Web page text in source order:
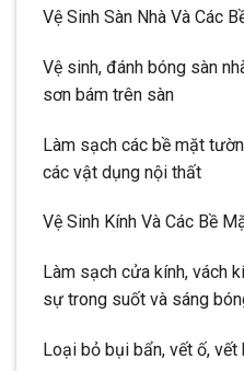
Vệ Sinh Sàn Nhà Và Các
Vệ sinh, đánh bóng sàn
sơn bám trên sàn
Làm sạch các bề mặt
các vật dụng nội thất
Vệ Sinh Kính Và Các Bề
Làm sạch cửa kính, vách
sự trong suốt và sáng
Loại bỏ bụi bẩn, vết ố,